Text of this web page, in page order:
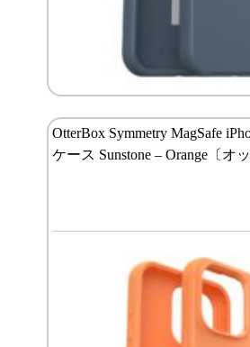
OtterBox Symmetry MagSafe
ケース Sunstone – Orange〔オ